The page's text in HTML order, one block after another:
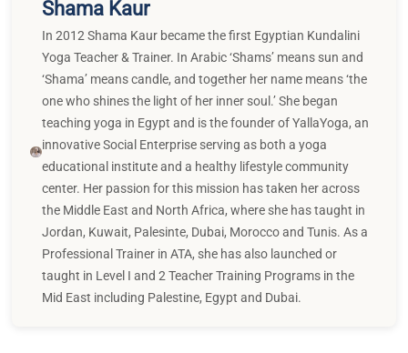
Shama Kaur
In 2012 Shama Kaur became the first Egyptian Kundalini
Yoga Teacher & Trainer. In Arabic ‘Shams’ means sun and
‘Shama’ means candle, and together her name means ‘the
one who shines the light of her inner soul.’ She began
teaching yoga in Egypt and is the founder of YallaYoga, an
innovative Social Enterprise serving as both a yoga
educational institute and a healthy lifestyle community
center. Her passion for this mission has taken her across
the Middle East and North Africa, where she has taught in
Jordan, Kuwait, Palesinte, Dubai, Morocco and Tunis. As a
Professional Trainer in ATA, she has also launched or
taught in Level I and 2 Teacher Training Programs in the
Mid East including Palestine, Egypt and Dubai.